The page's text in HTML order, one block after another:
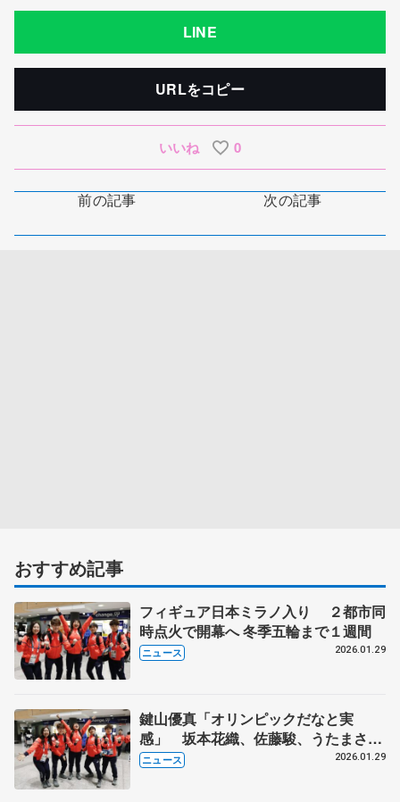
LINE
URLをコピー
いいね 0
前の記事 次の記事
おすすめ記事
フィギュア日本ミラノ入り ２都市同
時点火で開幕へ 冬季五輪まで１週間
ニュース 2026.01.29
鍵山優真「オリンピックだなと実
感」 坂本花織、佐藤駿、うたまさも
ミラノ入り フィギュアスケートは2
ニュース 2026.01.29